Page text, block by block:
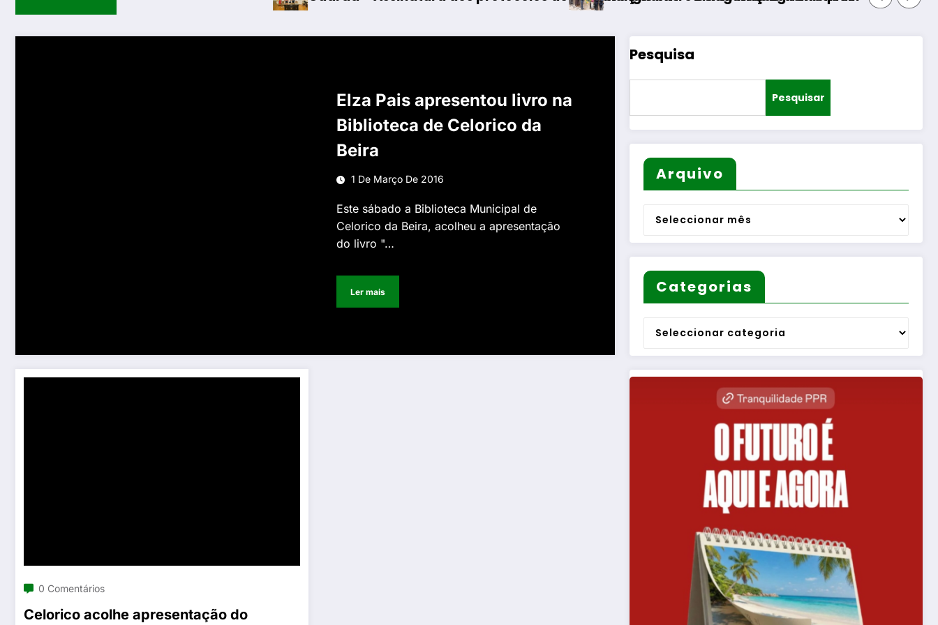
Elza Pais apresentou livro na
Biblioteca de Celorico da
Beira
1 De Março De 2016
Este sábado a Biblioteca Municipal de
Celorico da Beira, acolheu a apresentação
do livro "…
Ler mais
0 Comentários
Celorico acolhe apresentação do
Pesquisa
Pesquisar
Arquivo
Arquivo
Categorias
Categorias